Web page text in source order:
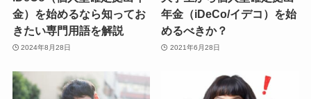
金）を始めるなら知ってお
きたい専門用語を解説
2024年8月28日
年金（iDeCo/イデコ）を始
めるべきか？
2021年6月28日